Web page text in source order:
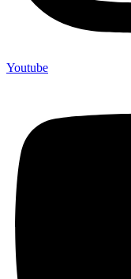
Youtube